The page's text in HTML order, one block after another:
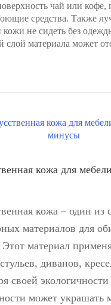
чай или кофе,
средства. Также
кожи не сидеть без
слой материала может
кожа для
кожа – один из
материалов для
материал
диванов,
своей
может украшать